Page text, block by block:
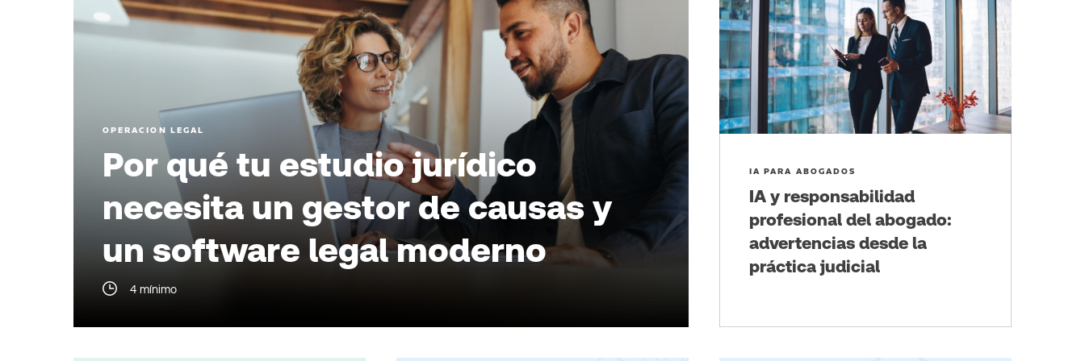
OPERACION LEGAL
Por qué tu estudio jurídico
necesita un gestor de causas y
un software legal moderno
4 mínimo
IA PARA ABOGADOS
IA y responsabilidad
profesional del abogado:
advertencias desde la
práctica judicial